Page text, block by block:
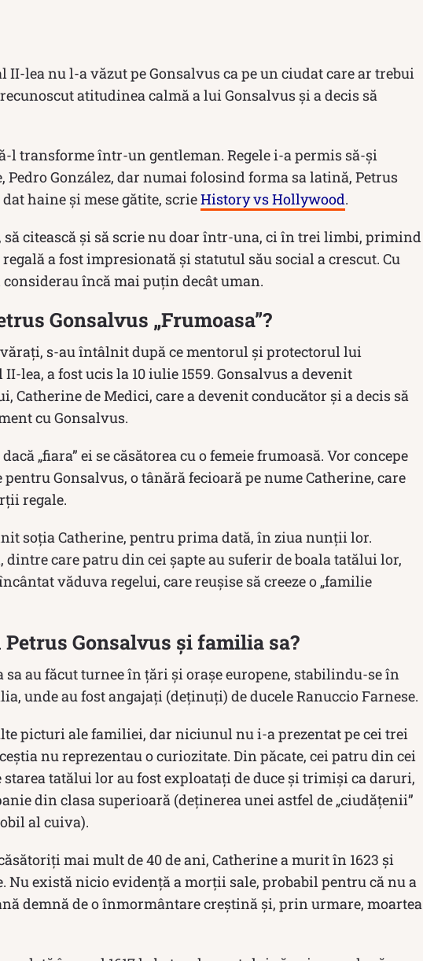
II-lea nu l-a văzut pe Gonsalvus ca pe un ciudat care ar trebui
atitudinea calmă a lui Gonsalvus și a decis să
l transforme într-un gentleman. Regele i-a permis să-și
Pedro González, dar numai folosind forma sa latină, Petrus
haine și mese gătite, scrieHistory vs Hollywood.
să citească și să scrie nu doar într-una, ci în trei limbi, primind
a fost impresionată și statutul său social a crescut. Cu
considerau încă mai puțin decât uman.
Gonsalvus „Frumoasa”?
s-au întâlnit după ce mentorul și protectorul lui
lea, a fost ucis la 10 iulie 1559. Gonsalvus a devenit
Catherine de Medici, care a devenit conducător și a decis să
cu Gonsalvus.
„fiara” ei se căsătorea cu o femeie frumoasă. Vor concepe
pentru Gonsalvus, o tânără fecioară pe nume Catherine, care
regale.
soția Catherine, pentru prima dată, în ziua nunții lor.
dintre care patru din cei șapte au suferir de boala tatălui lor,
văduva regelui, care reușise să creeze o „familie
Gonsalvus și familia sa?
au făcut turnee în țări și orașe europene, stabilindu-se în
unde au fost angajați (deținuți) de ducele Ranuccio Farnese.
picturi ale familiei, dar niciunul nu i-a prezentat pe cei trei
nu reprezentau o curiozitate. Din păcate, cei patru din cei
starea tatălui lor au fost exploatați de duce și trimiși ca daruri,
din clasa superioară (deținerea unei astfel de „ciudățenii”
al cuiva).
mai mult de 40 de ani, Catherine a murit în 1623 și
Nu există nicio evidență a morții sale, probabil pentru că nu a
demnă de o înmormântare creștină și, prin urmare, moartea